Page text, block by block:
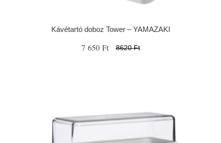
Kávétartó doboz Tower – YAMAZAKI
7 650 Ft 8620 Ft